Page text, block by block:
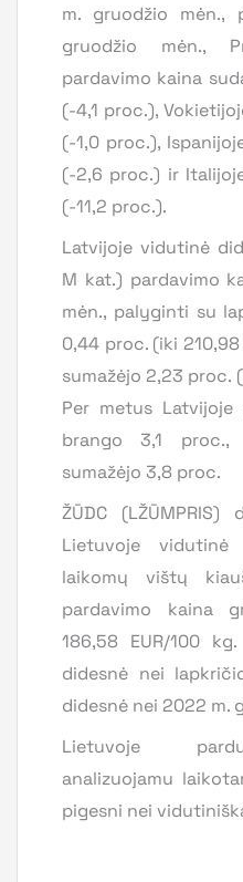
m. gruodžio mėn.,
gruodžio mėn.,
pardavimo kaina
(-4,1 proc.),
(-1,0 proc.),
(-2,6 proc.) ir
(-11,2 proc.).
Latvijoje vidutinė
M kat.) pardavimo
mėn., palyginti su
0,44 proc. (iki
sumažėjo 2,23 proc.
Per metus Latvijoje
brango 3,1
sumažėjo 3,8 proc.
ŽŪDC
Lietuvoje vidutinė
laikomų vištų
pardavimo kaina
186,58 EUR/100
didesnė nei
didesnė nei 2022 m.
Lietuvoje
analizuojamu
pigesni nei